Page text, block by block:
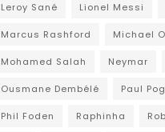
Leroy Sané Lionel Messi
Marcus Rashford Michael
Mohamed Salah Neymar
Ousmane Dembélé Paul
Phil Foden Raphinha